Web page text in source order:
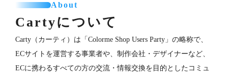
About
Cartyについて
Carty（カーティ）は「Colorme Shop Users Party」の略称で、
ECサイトを運営する事業者や、制作会社・デザイナーなど、
ECに携わるすべての方の交流・情報交換を目的としたコミュ